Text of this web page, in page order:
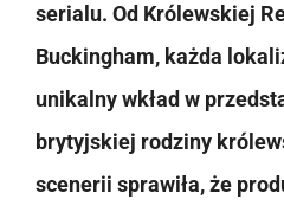
serialu. Od Królewskiej
Buckingham, każda
unikalny wkład w
brytyjskiej rodziny
scenerii sprawiła, że